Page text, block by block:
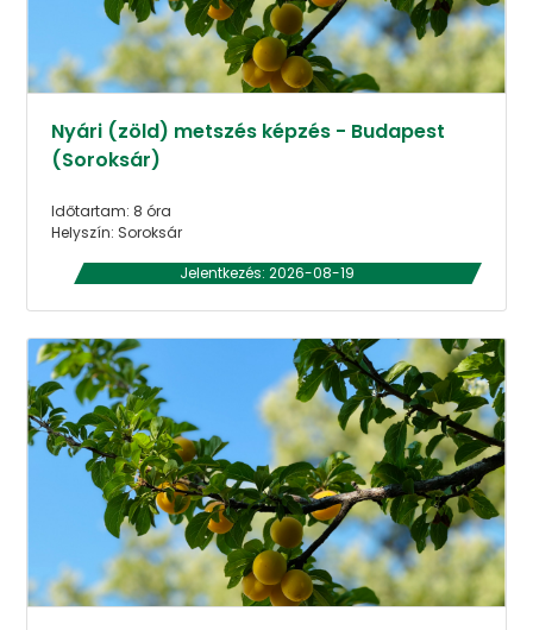
Nyári (zöld) metszés képzés - Budapest
(Soroksár)
Időtartam: 8 óra
Helyszín: Soroksár
Jelentkezés: 2026-08-19